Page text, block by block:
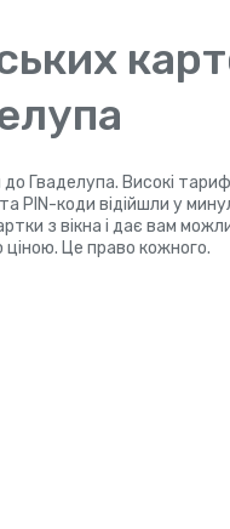
Гваделупа. Високі
PIN-коди відійшли у
з вікна і дає вам
Це право кожного.